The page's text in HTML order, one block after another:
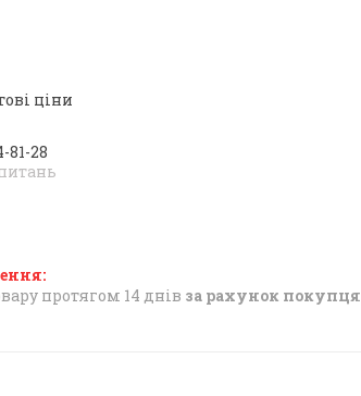
ціни
81-28
протягом 14 днів за рахунок покупця